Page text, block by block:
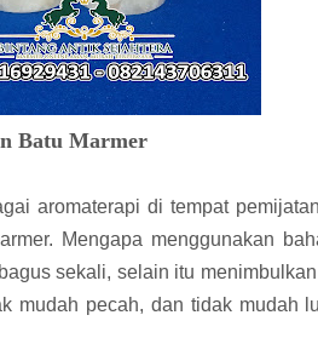
Batu Marmer
aromaterapi di tempat
Mengapa menggunakan
sekali, selain itu
mudah pecah, dan tidak mudah